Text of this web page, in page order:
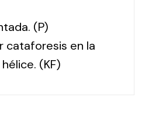
(P)
cataforesis en la
(KF)